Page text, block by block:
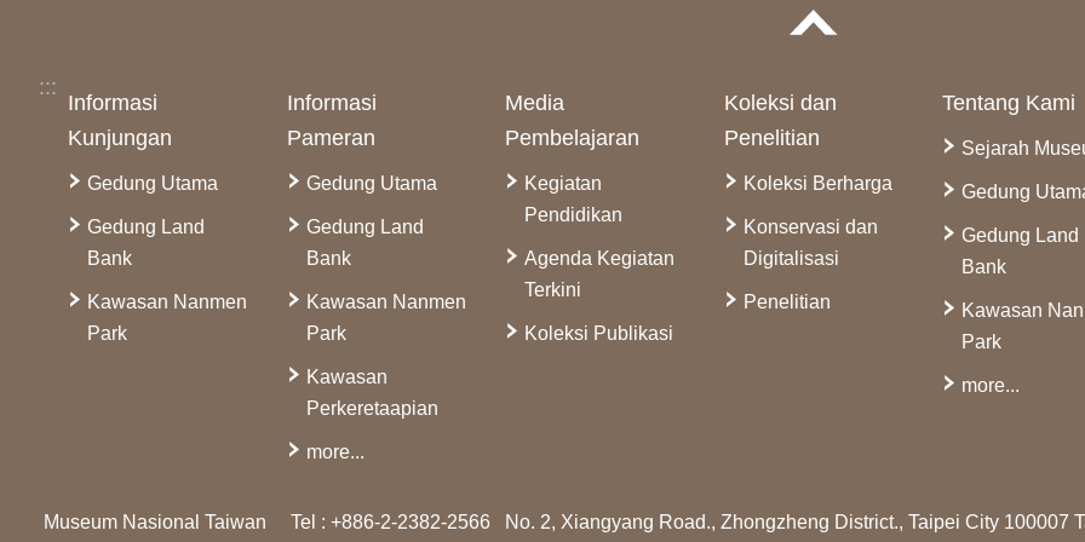
:::
Informasi
Kunjungan
Gedung Utama
Gedung Land
Bank
Kawasan Nanmen
Park
Informasi
Pameran
Gedung Utama
Gedung Land
Bank
Kawasan Nanmen
Park
Kawasan
Perkeretaapian
more...
Media
Pembelajaran
Kegiatan
Pendidikan
Agenda Kegiatan
Terkini
Koleksi Publikasi
Koleksi dan
Penelitian
Koleksi Berharga
Konservasi dan
Digitalisasi
Penelitian
Tentang Kami
Sejarah
Gedung
Gedung Land
Bank
Kawasan
Park
more...
Museum Nasional Taiwan Tel : +886-2-2382-2566 No. 2, Xiangyang Road., Zhongzheng District., Taipei City 100007